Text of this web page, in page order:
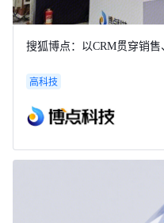
搜狐博点：以CRM贯穿销
高科技